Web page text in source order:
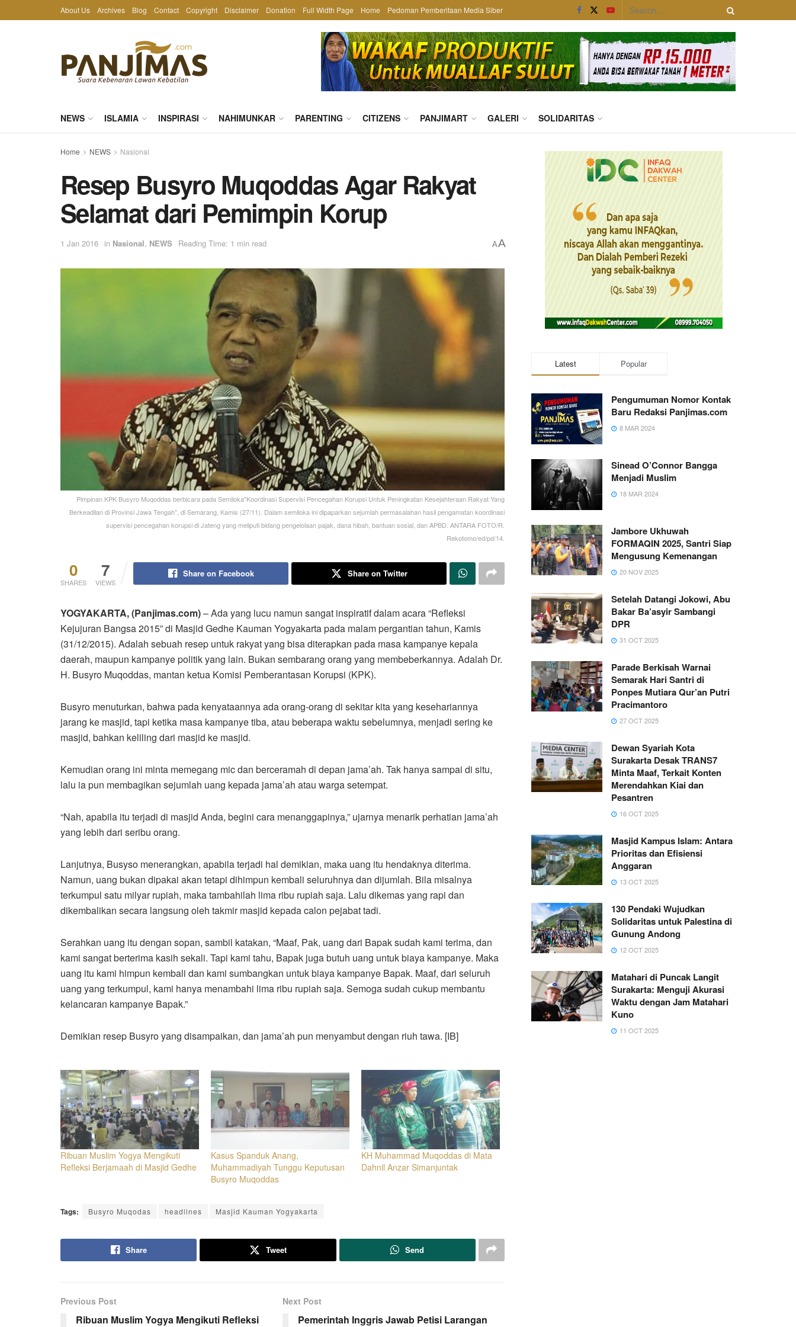
About Us Archives Blog Contact Copyright Disclaimer Donation Full Width Page Home Pedoman Pemberitaan Media Siber
NEWS ISLAMIA INSPIRASI NAHIMUNKAR PARENTING CITIZENS PANJIMART GALERI SOLIDARITAS
Home NEWS Nasional
Resep Busyro Muqoddas Agar Rakyat
Selamat dari Pemimpin Korup
1 Jan 2016 in Nasional, NEWS Reading Time: 1 min read AA
Pimpinan KPK Busyro Muqoddas berbicara pada Semiloka"Koordinasi Supervisi Pencegahan Korupsi Untuk Peningkatan Kesejahteraan Rakyat Yang
Berkeadilan di Provinsi Jawa Tengah", di Semarang, Kamis (27/11). Dalam semiloka ini dipaparkan sejumlah permasalahan hasil pengamatan koordinasi
supervisi pencegahan korupsi di Jateng yang meliputi bidang pengelolaan pajak, dana hibah, bantuan sosial, dan APBD. ANTARA FOTO/R.
Rekotomo/ed/pd/14.
0
SHARES
7
VIEWS
Share on Facebook Share on Twitter
YOGYAKARTA, (Panjimas.com)– Ada yang lucu namun sangat inspiratif dalam acara “Refleksi
Kejujuran Bangsa 2015” di Masjid Gedhe Kauman Yogyakarta pada malam pergantian tahun, Kamis
(31/12/2015). Adalah sebuah resep untuk rakyat yang bisa diterapkan pada masa kampanye kepala
daerah, maupun kampanye politik yang lain. Bukan sembarang orang yang membeberkannya. Adalah Dr.
H. Busyro Muqoddas, mantan ketua Komisi Pemberantasan Korupsi (KPK).
Busyro menuturkan, bahwa pada kenyataannya ada orang-orang di sekitar kita yang kesehariannya
jarang ke masjid, tapi ketika masa kampanye tiba, atau beberapa waktu sebelumnya, menjadi sering ke
masjid, bahkan keliling dari masjid ke masjid.
Kemudian orang ini minta memegang mic dan berceramah di depan jama’ah. Tak hanya sampai di situ,
lalu ia pun membagikan sejumlah uang kepada jama’ah atau warga setempat.
“Nah, apabila itu terjadi di masjid Anda, begini cara menanggapinya,” ujarnya menarik perhatian jama’ah
yang lebih dari seribu orang.
Lanjutnya, Busyso menerangkan, apabila terjadi hal demikian, maka uang itu hendaknya diterima.
Namun, uang bukan dipakai akan tetapi dihimpun kembali seluruhnya dan dijumlah. Bila misalnya
terkumpul satu milyar rupiah, maka tambahilah lima ribu rupiah saja. Lalu dikemas yang rapi dan
dikembalikan secara langsung oleh takmir masjid kepada calon pejabat tadi.
Serahkan uang itu dengan sopan, sambil katakan, “Maaf, Pak, uang dari Bapak sudah kami terima, dan
kami sangat berterima kasih sekali. Tapi kami tahu, Bapak juga butuh uang untuk biaya kampanye. Maka
uang itu kami himpun kembali dan kami sumbangkan untuk biaya kampanye Bapak. Maaf, dari seluruh
uang yang terkumpul, kami hanya menambahi lima ribu rupiah saja. Semoga sudah cukup membantu
kelancaran kampanye Bapak.”
Demikian resep Busyro yang disampaikan, dan jama’ah pun menyambut dengan riuh tawa. [IB]
Ribuan Muslim Yogya Mengikuti
Refleksi Berjamaah di Masjid Gedhe
Kasus Spanduk Anang,
Muhammadiyah Tunggu Keputusan
Busyro Muqoddas
KH Muhammad Muqoddas di Mata
Dahnil Anzar Simanjuntak
Tags: Busyro Muqodas headlines Masjid Kauman Yogyakarta
Share Tweet Send
Previous Post
Ribuan Muslim Yogya Mengikuti Refleksi
Next Post
Pemerintah Inggris Jawab Petisi Larangan
Latest Popular
Pengumuman Nomor Kontak
Baru Redaksi Panjimas.com
8 MAR 2024
Sinead O’Connor Bangga
Menjadi Muslim
18 MAR 2024
Jambore Ukhuwah
FORMAQIN 2025, Santri Siap
Mengusung Kemenangan
20 NOV 2025
Setelah Datangi Jokowi, Abu
Bakar Ba’asyir Sambangi
DPR
31 OCT 2025
Parade Berkisah Warnai
Semarak Hari Santri di
Ponpes Mutiara Qur’an Putri
Pracimantoro
27 OCT 2025
Dewan Syariah Kota
Surakarta Desak TRANS7
Minta Maaf, Terkait Konten
Merendahkan Kiai dan
Pesantren
16 OCT 2025
Masjid Kampus Islam: Antara
Prioritas dan Efisiensi
Anggaran
13 OCT 2025
130 Pendaki Wujudkan
Solidaritas untuk Palestina di
Gunung Andong
12 OCT 2025
Matahari di Puncak Langit
Surakarta: Menguji Akurasi
Waktu dengan Jam Matahari
Kuno
11 OCT 2025